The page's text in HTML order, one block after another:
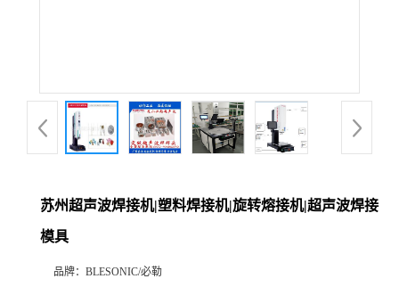
苏州超声波焊接机|塑料焊接机|旋转熔接机|超声波焊接
模具
品牌： BLESONIC/必勒